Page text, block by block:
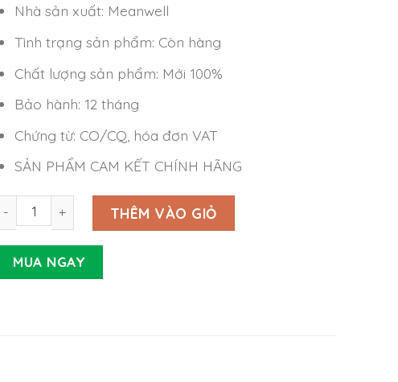
Nhà sản xuất: Meanwell
Tình trạng sản phẩm: Còn hàng
Chất lượng sản phẩm: Mới 100%
Bảo hành: 12 tháng
Chứng từ: CO/CQ, hóa đơn VAT
SẢN PHẨM CAM KẾT CHÍNH HÃNG
Nguồn Meanwell RST-10000-24 (9600W 24V 400A) số lượng
THÊM VÀO GIỎ
MUA NGAY